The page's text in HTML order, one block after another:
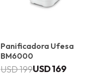
Panificadora Ufesa
BM6000
USD169
USD199